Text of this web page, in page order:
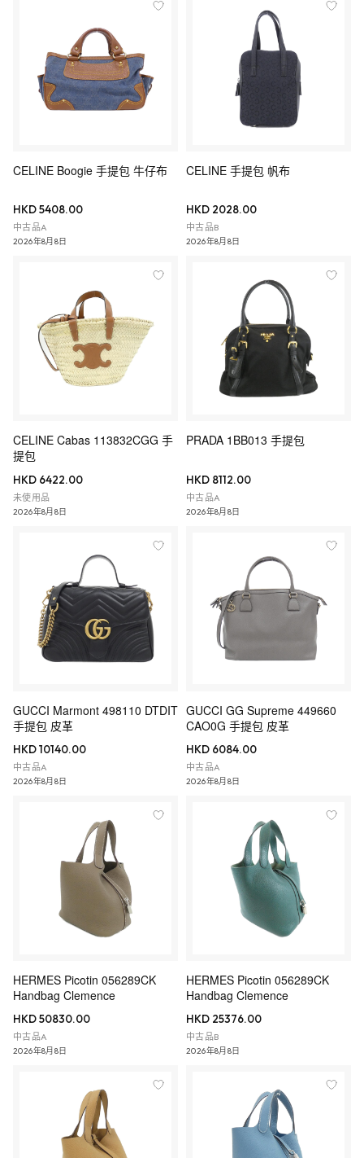
CELINE Boogie 手提包 牛仔布
HKD 5408.00
中古品A
2026年8月8日
CELINE 手提包 帆布
HKD 2028.00
中古品B
2026年8月8日
CELINE Cabas 113832CGG 手
提包
HKD 6422.00
未使用品
2026年8月8日
PRADA 1BB013 手提包
HKD 8112.00
中古品A
2026年8月8日
GUCCI Marmont 498110 DTDIT
手提包 皮革
HKD 10140.00
中古品A
2026年8月8日
GUCCI GG Supreme 449660
CAO0G 手提包 皮革
HKD 6084.00
中古品A
2026年8月8日
HERMES Picotin 056289CK
Handbag Clemence
HKD 50830.00
中古品A
2026年8月8日
HERMES Picotin 056289CK
Handbag Clemence
HKD 25376.00
中古品B
2026年8月8日